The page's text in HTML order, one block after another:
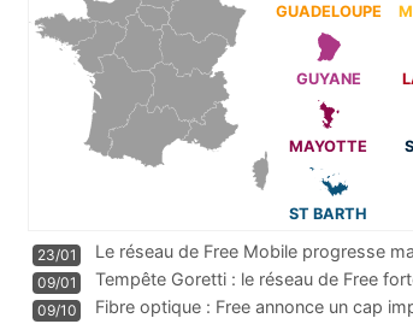
GUADELOUPE
GUYANE
MAYOTTE
ST BARTH
23/01
Le réseau de Free Mobile progresse
m
09/01
Tempête Goretti : le réseau de Free
09/10
Fibre optique : Free annonce un cap